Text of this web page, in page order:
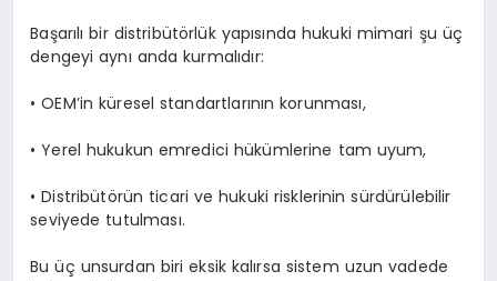
Başarılı bir distribütörlük yapısında hukuki mimari şu üç
dengeyi aynı anda kurmalıdır:
•OEM’in küresel standartlarının korunması,
•Yerel hukukun emredici hükümlerine tam uyum,
•Distribütörün ticari ve hukuki risklerinin sürdürülebilir
seviyede tutulması.
Bu üç unsurdan biri eksik kalırsa sistem uzun vadede